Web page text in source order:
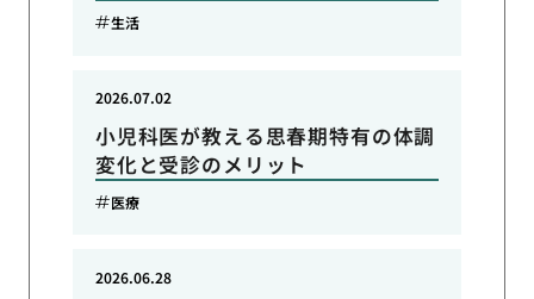
生活
小児科医が教える思春期特有の体調
変化と受診のメリット
2026.07.02
医療
2026.06.28